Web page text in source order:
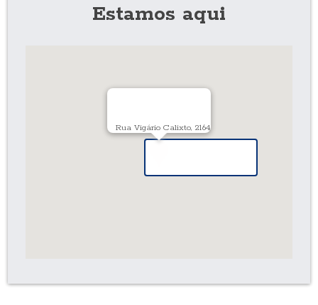
Estamos aqui
Rua Vigário Calixto, 2164